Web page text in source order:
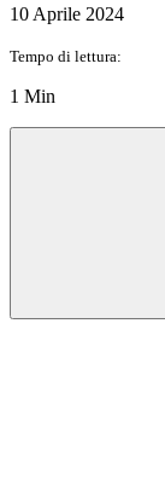
10 Aprile 2024
Tempo di lettura:
1 Min